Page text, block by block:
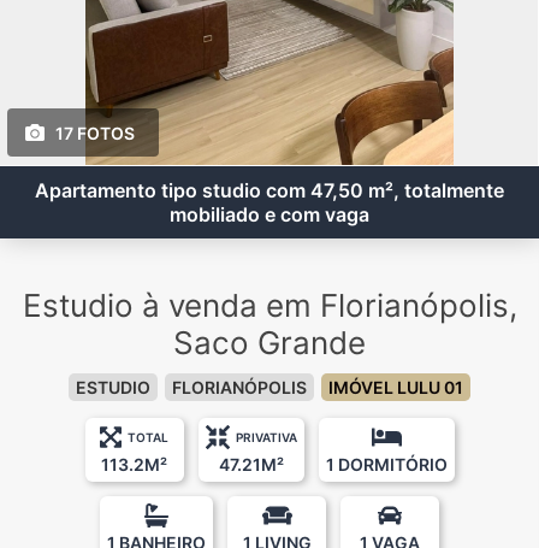
17 FOTOS
Apartamento tipo studio com 47,50 m², totalmente
mobiliado e com vaga
Estudio à venda em Florianópolis,
Saco Grande
ESTUDIO FLORIANÓPOLIS IMÓVEL LULU 01
TOTAL
113.2M²
PRIVATIVA
47.21M² 1 DORMITÓRIO
1 BANHEIRO 1 LIVING 1 VAGA